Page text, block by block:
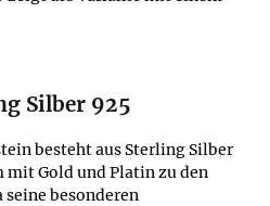
Silber 925
besteht aus Sterling Silber
mit Gold und Platin zu den
besonderen